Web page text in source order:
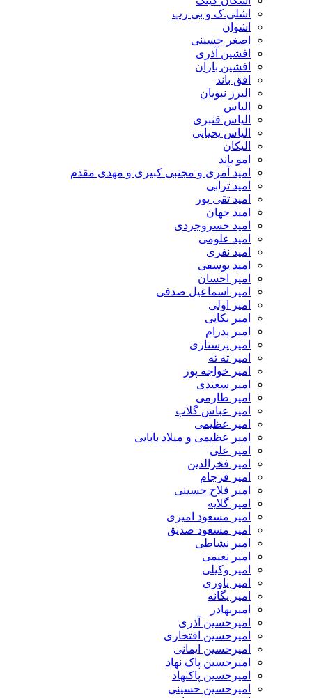
اشلی.ک و بی رپ
اشوان
اصغر حسینی
افشین آذری
افشین باران
افق باند
البرز نبویان
الیاس
الیاس قنبرى
الیاس یحیایی
الیکان
امو باند
امید آمری و مجتبی کبیری و مهدى مقدم
امید ترابی
امید تقی پور
امید جهان
امید خسروجردی
امید علومی
امید نفری
امید یوسفی
امیر احسان
امیر اسماعیل صدفی
امیر اولی
امیر بکایی
امیر پدرام
امیر پرستاری
امیر ته ته
امیر خواجه پور
امیر سعیدی
امیر طارمی
امیر عباس گلاب
امیر عظیمی
امیر عظیمی و میلاد بابایی
امیر علی
امیر فخرالدین
امیر فرجام
امیر فلاح حسینی
امیر گلایه
امیر مسعود امیری
امیر مسعود صدیق
امیر نشاطی
امیر نعیمی
امیر وکیلی
امیر یاوری
امیر یگانه
امیربهادر
امیرحسین آذری
امیرحسین افتخاری
امیرحسین ایمانی
امیرحسین پاک نهاد
امیرحسین پاکنهاد
امیرحسین حسینی